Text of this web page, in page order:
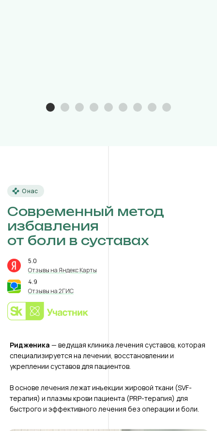
О нас
Современный метод
избавления
от боли в суставах
5.0
Отзывы на Яндекс Карты
4.9
Отзывы на 2ГИС
Ридженика — ведущая клиника лечения суставов, которая
специализируется на лечении, восстановлении и
укреплении суставов для пациентов.
В основе лечения лежат инъекции жировой ткани (SVF-
терапия) и плазмы крови пациента (PRP-терапия) для
быстрого и эффективного лечения без операции и боли.